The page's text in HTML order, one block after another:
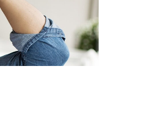
in Ihrem Heimatland in der Regel
Die USA gehören zu den Ländern, in
Reservierungen und
der Erstellung dieses Dokuments verlangt die